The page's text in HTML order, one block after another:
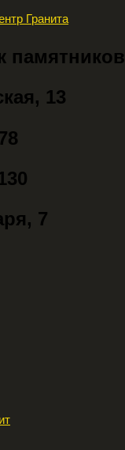
памятников
13
7